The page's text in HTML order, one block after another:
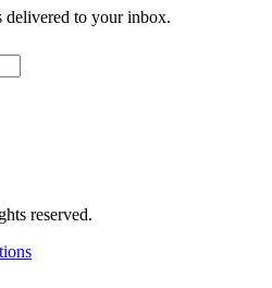
delivered to your inbox.
reserved.